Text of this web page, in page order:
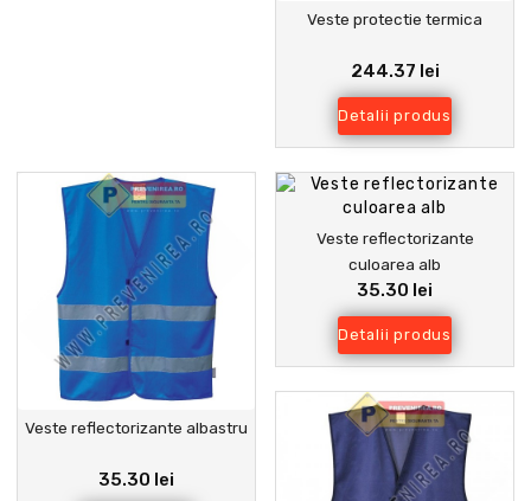
Veste protectie termica
244.37 lei
Detalii produs
Veste reflectorizante albastru
35.30 lei
Veste reflectorizante
culoarea alb
35.30 lei
Detalii produs